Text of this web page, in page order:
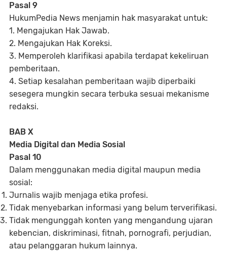
Pasal 9
HukumPedia News menjamin hak masyarakat untuk:
1. Mengajukan Hak Jawab.
2. Mengajukan Hak Koreksi.
3. Memperoleh klarifikasi apabila terdapat kekeliruan
pemberitaan.
4. Setiap kesalahan pemberitaan wajib diperbaiki
sesegera mungkin secara terbuka sesuai mekanisme
redaksi.
BAB X
Media Digital dan Media Sosial
Pasal 10
Dalam menggunakan media digital maupun media
sosial:
Jurnalis wajib menjaga etika profesi.
Tidak menyebarkan informasi yang belum terverifikasi.
Tidak mengunggah konten yang mengandung ujaran
kebencian, diskriminasi, fitnah, pornografi, perjudian,
atau pelanggaran hukum lainnya.